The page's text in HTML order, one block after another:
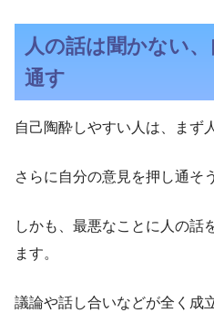
人の話は聞かない
通す
自己陶酔しやすい人は、まず
さらに自分の意見を押し通そ
しかも、最悪なことに人の話
ます。
議論や話し合いなどが全く成